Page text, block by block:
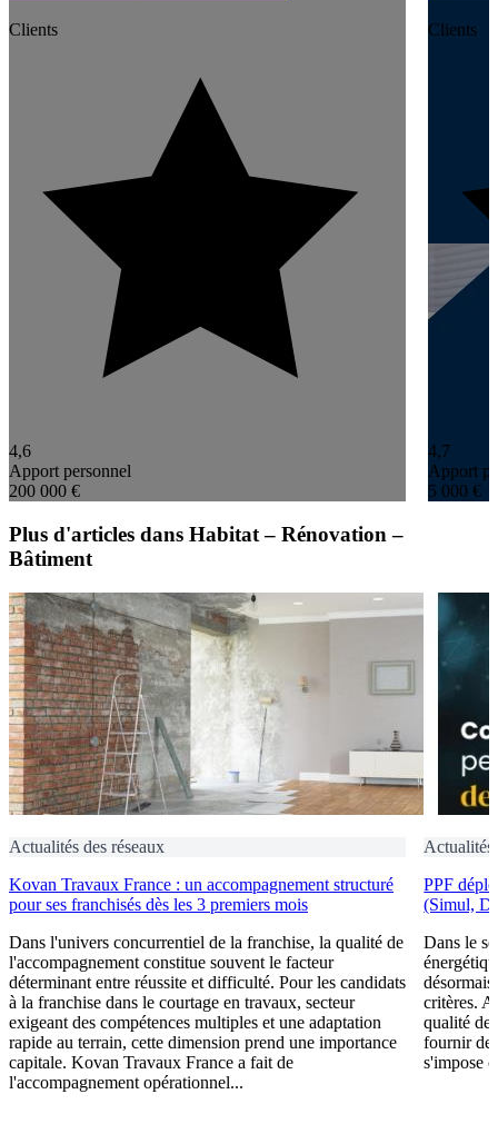
Clients
4,6
Apport personnel
200 000 €
Clients
4,7
Apport
5 000 €
Plus d'articles dans Habitat – Rénovation –
Bâtiment
Actualités des réseaux
Kovan Travaux France : un accompagnement structuré
pour ses franchisés dès les 3 premiers mois
Dans l'univers concurrentiel de la franchise, la qualité de
l'accompagnement constitue souvent le facteur
déterminant entre réussite et difficulté. Pour les candidats
à la franchise dans le courtage en travaux, secteur
exigeant des compétences multiples et une adaptation
rapide au terrain, cette dimension prend une importance
capitale. Kovan Travaux France a fait de
l'accompagnement opérationnel...
Actualités
PPF
(Simul,
Dans le
critères.
qualité de
fournir
s'impose